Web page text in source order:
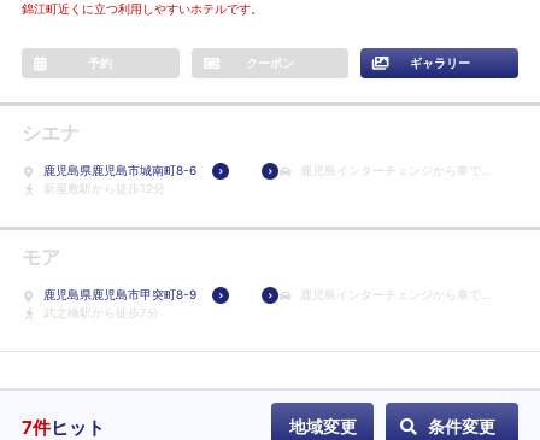
錦江町近くに立つ利用しやすいホテルです。
予約 クーポン ギャラリー
シエナ
鹿児島県鹿児島市城南町8-6
鹿児島インターチェンジから車で7
新屋敷駅から徒歩12分
モア
鹿児島県鹿児島市甲突町8-9
鹿児島インターチェンジから車で7
武之橋駅から徒歩7分
7件ヒット 地域変更 条件変更